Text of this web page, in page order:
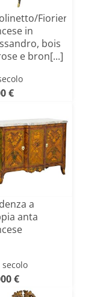
Fioriera
in
bois
e bron[...]
€
a
anta
secolo
€